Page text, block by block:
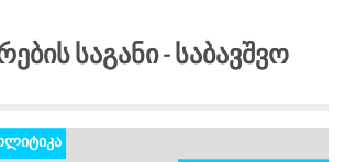
Საგანი - Საბავშვო